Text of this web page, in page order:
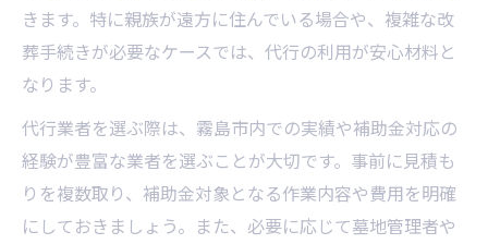
きます。特に親族が遠方に住んでいる場合や、複雑な改
葬手続きが必要なケースでは、代行の利用が安心材料と
なります。
代行業者を選ぶ際は、霧島市内での実績や補助金対応の
経験が豊富な業者を選ぶことが大切です。事前に見積も
りを複数取り、補助金対象となる作業内容や費用を明確
にしておきましょう。また、必要に応じて墓地管理者や